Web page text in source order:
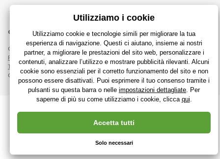
© 2018 - 2026 RajGiocattoli.it, Tutti i diritti riservati
Questa pagina è protetta da reCAPTCHA e si applicano
Regole sulla protezione dei dati personali
aziende Google e le loro
Termini e condizioni.
Creazione di negozi online performanti daRIESENIA